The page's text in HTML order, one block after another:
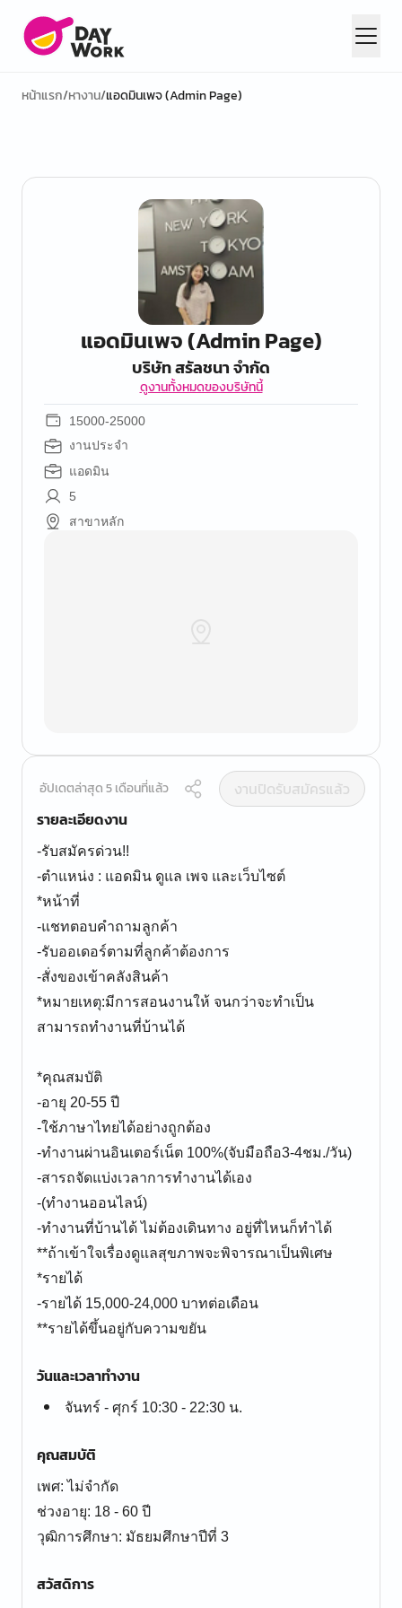
หน้าแรก/หางาน/แอดมินเพจ (Admin Page)
แอดมินเพจ (Admin Page)
บริษัท สรัลชนา จำกัด
ดูงานทั้งหมดของบริษัทนี้
15000-25000
งานประจำ
แอดมิน
5
สาขาหลัก
อัปเดตล่าสุด 5 เดือนที่แล้ว
งานปิดรับสมัครแล้ว
รายละเอียดงาน
-รับสมัครด่วน!!
-ตำแหน่ง : แอดมิน ดูแล เพจ และเว็บไซต์
*หน้าที่
-แชทตอบคำถามลูกค้า
-รับออเดอร์ตามที่ลูกค้าต้องการ
-สั่งของเข้าคลังสินค้า
*หมายเหตุ:มีการสอนงานให้ จนกว่าจะทำเป็น
สามารถทำงานที่บ้านได้
*คุณสมบัติ
-อายุ 20-55 ปี
-ใช้ภาษาไทยได้อย่างถูกต้อง
-ทำงานผ่านอินเตอร์เน็ต 100%(จับมือถือ3-4ชม./วัน)
-สารถจัดแบ่งเวลาการทำงานได้เอง
-(ทำงานออนไลน์)
-ทำงานที่บ้านได้ ไม่ต้องเดินทาง อยู่ที่ไหนก็ทำได้
**ถ้าเข้าใจเรื่องดูแลสุขภาพจะพิจารณาเป็นพิเศษ
*รายได้
-รายได้ 15,000-24,000 บาทต่อเดือน
**รายได้ขึ้นอยู่กับความขยัน
วันและเวลาทำงาน
จันทร์ - ศุกร์ 10:30 - 22:30 น.
คุณสมบัติ
เพศ: ไม่จำกัด
ช่วงอายุ: 18 - 60 ปี
สวัสดิการ